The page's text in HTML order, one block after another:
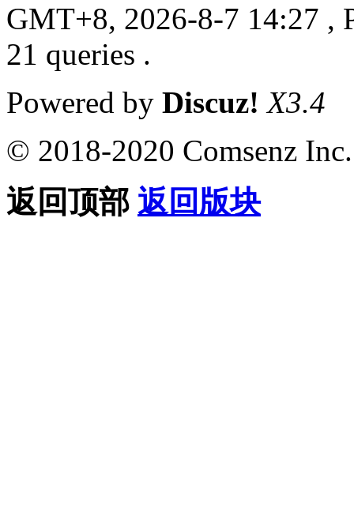
GMT+8, 2026-8-7 14:27 ,
21 queries .
Powered by Discuz! X3.4
© 2018-2020 Comsenz Inc.
返回顶部 返回版块